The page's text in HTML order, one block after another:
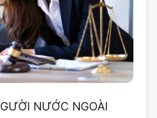
NƯỚC NGOÀI